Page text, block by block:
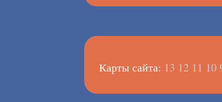
Карты сайта: 13 12 11 10